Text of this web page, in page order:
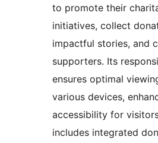
to promote their
initiatives, collect
impactful stories, and
supporters. Its
ensures optimal
various devices,
accessibility for
includes integrated